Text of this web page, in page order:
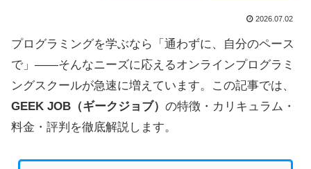
2026.07.02
プログラミングを学ぶなら「通わずに、自分のペース
で」——そんなニーズに応えるオンラインプログラミ
ングスクールが急速に増えています。この記事では、
GEEK JOB（ギークジョブ） の特徴・カリキュラム・
料金・評判を徹底解説します。